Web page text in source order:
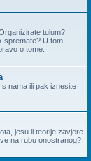
tulum?
spremate? U tom
o tome.
nama ili pak iznesite
jesu li teorije zavjere
na rubu onostranog?